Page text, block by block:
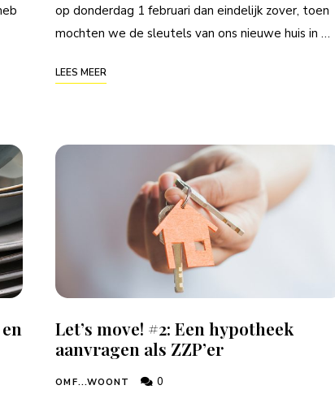
op donderdag 1 februari dan eindelijk zover, toen
mochten we de sleutels van ons nieuwe huis in …
LEES MEER
Let’s move! #2: Een hypotheek
aanvragen als ZZP’er
OMF...WOONT 0